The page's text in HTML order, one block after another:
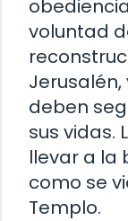
voluntad
deben
sus vidas.
llevar a la
como se
Templo.